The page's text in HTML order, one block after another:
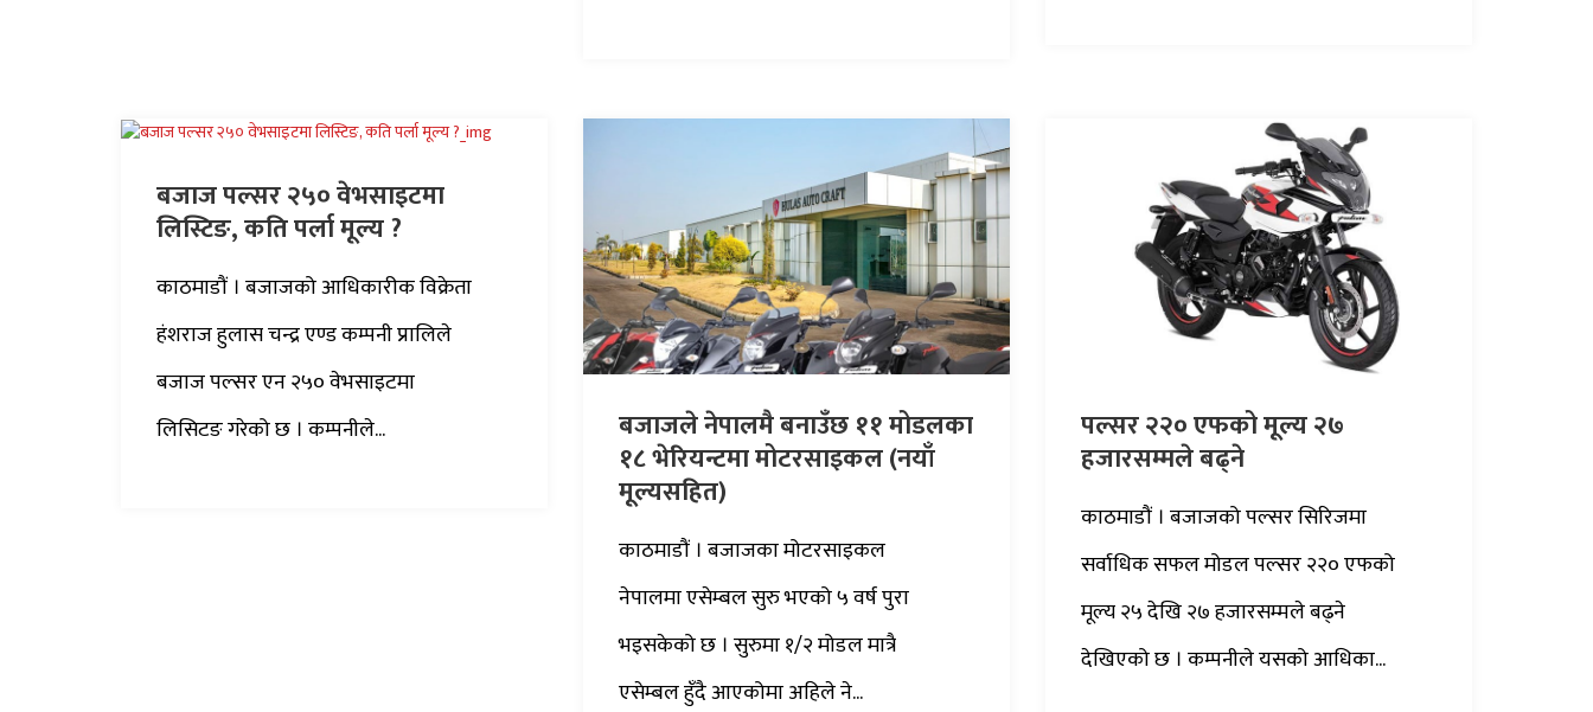
बजाज पल्सर २५० वेभसाइटमा
लिस्टिङ, कति पर्ला मूल्य ?
काठमाडौं । बजाजको आधिकारीक विक्रेता
हंशराज हुलास चन्द्र एण्ड कम्पनी प्रालिले
बजाज पल्सर एन २५० वेभसाइटमा
लिसिटङ गरेको छ । कम्पनीले...
बजाजले नेपालमै बनाउँछ ११ मोडलका
१८ भेरियन्टमा मोटरसाइकल (नयाँ
मूल्यसहित)
काठमाडौं । बजाजका मोटरसाइकल
नेपालमा एसेम्बल सुरु भएको ५ वर्ष पुरा
भइसकेको छ । सुरुमा १/२ मोडल मात्रै
एसेम्बल हुँदै आएकोमा अहिले ने...
पल्सर २२० एफको मूल्य २७
हजारसम्मले बढ्ने
काठमाडौं । बजाजको पल्सर सिरिजमा
सर्वाधिक सफल मोडल पल्सर २२० एफको
मूल्य २५ देखि २७ हजारसम्मले बढ्ने
देखिएको छ । कम्पनीले यसको आधिका...